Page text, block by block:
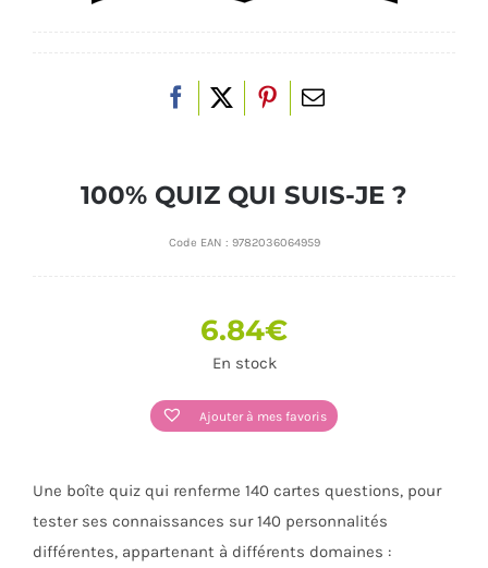
100% QUIZ QUI SUIS-JE ?
Code EAN : 9782036064959
6.84€
En stock
Ajouter à mes favoris
Une boîte quiz qui renferme 140 cartes questions, pour
tester ses connaissances sur 140 personnalités
différentes, appartenant à différents domaines :